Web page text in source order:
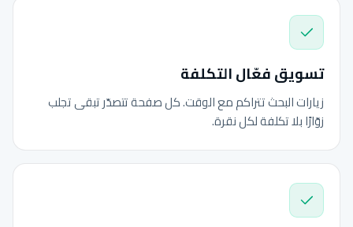
تسويق فعّال التكلفة
زيارات البحث تتراكم مع الوقت. كل صفحة تتصدّر تبقى تجلب
زوّارًا بلا تكلفة لكل نقرة.